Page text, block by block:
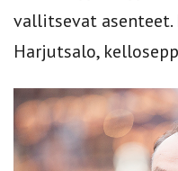
vallitsevat
Harjutsalo,